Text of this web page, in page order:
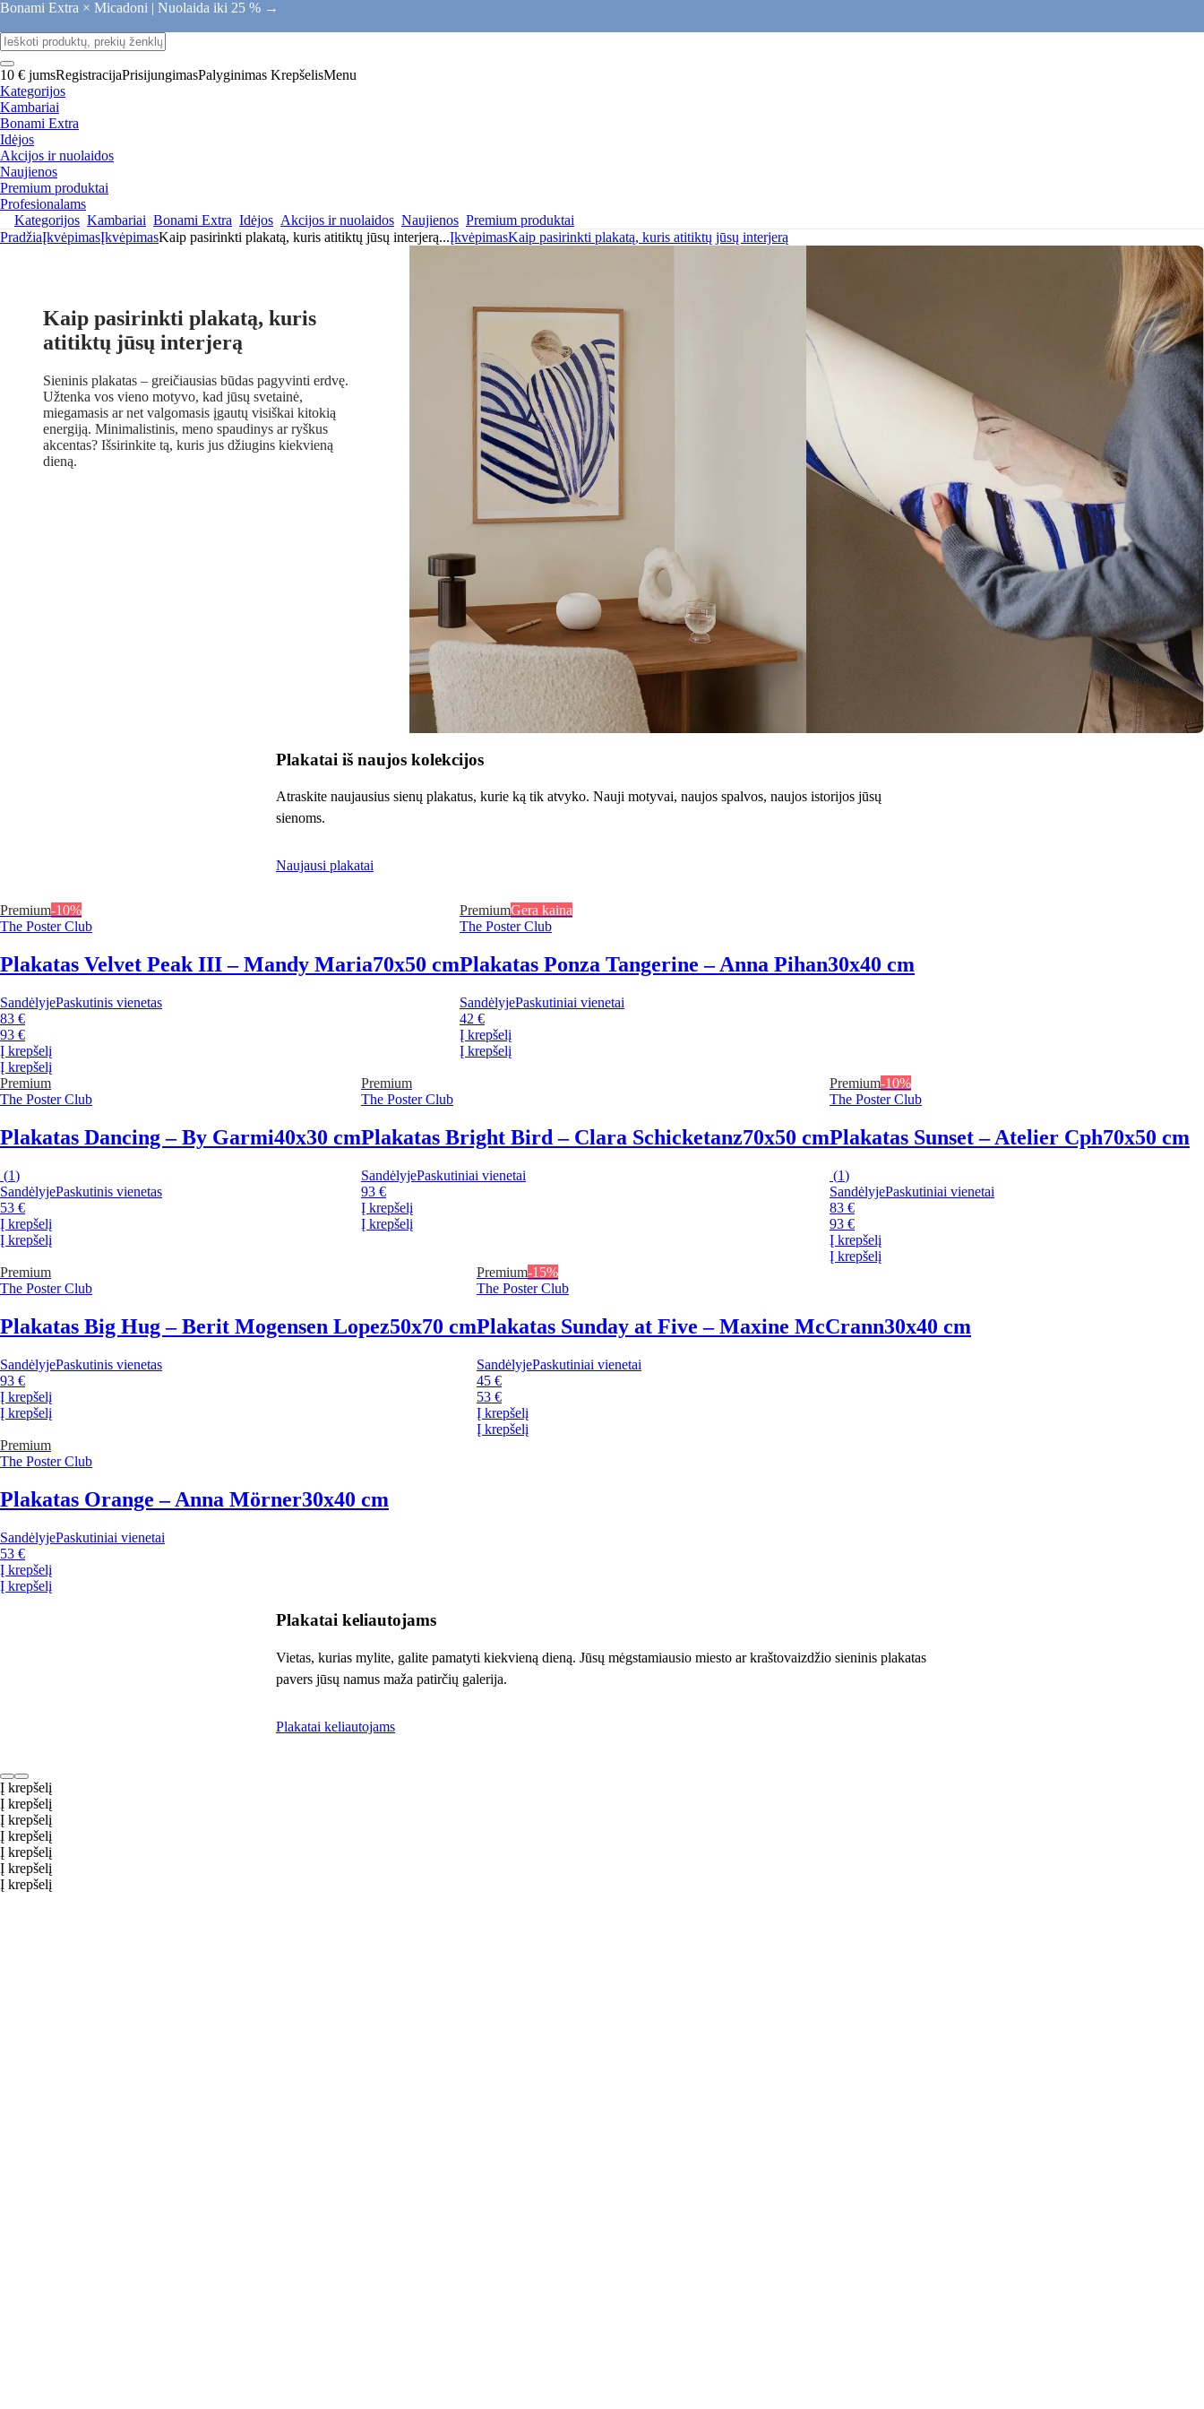
Bonami Extra × Micadoni | Nuolaida iki 25 % →
10 € jumsRegistracijaPrisijungimasPalyginimas KrepšelisMenu
Kategorijos
Kambariai
Bonami Extra
Idėjos
Akcijos ir nuolaidos
Naujienos
Premium produktai
Profesionalams
Kategorijos Kambariai Bonami Extra Idėjos Akcijos ir nuolaidos Naujienos Premium produktai
PradžiaĮkvėpimasĮkvėpimasKaip pasirinkti plakatą, kuris atitiktų jūsų interjerą...ĮkvėpimasKaip pasirinkti plakatą, kuris atitiktų jūsų interjerą
Kaip pasirinkti plakatą, kuris
atitiktų jūsų interjerą
Sieninis plakatas – greičiausias būdas pagyvinti erdvę.
Užtenka vos vieno motyvo, kad jūsų svetainė,
miegamasis ar net valgomasis įgautų visiškai kitokią
energiją. Minimalistinis, meno spaudinys ar ryškus
akcentas? Išsirinkite tą, kuris jus džiugins kiekvieną
dieną.
Plakatai iš naujos kolekcijos
Atraskite naujausius sienų plakatus, kurie ką tik atvyko. Nauji motyvai, naujos spalvos, naujos istorijos jūsų
sienoms.
Naujausi plakatai
Premium-10%
The Poster Club
Plakatas Velvet Peak III – Mandy Maria70x50 cm
SandėlyjePaskutinis vienetas
83 €
93 €
Į krepšelį
Į krepšelį
PremiumGera kaina
The Poster Club
Plakatas Ponza Tangerine – Anna Pihan30x40 cm
SandėlyjePaskutiniai vienetai
42 €
Į krepšelį
Į krepšelį
Premium
The Poster Club
Plakatas Dancing – By Garmi40x30 cm
(1)
SandėlyjePaskutinis vienetas
53 €
Į krepšelį
Į krepšelį
Premium
The Poster Club
Plakatas Bright Bird – Clara Schicketanz70x50 cm
SandėlyjePaskutiniai vienetai
93 €
Į krepšelį
Į krepšelį
Premium-10%
The Poster Club
Plakatas Sunset – Atelier Cph70x50 cm
(1)
SandėlyjePaskutiniai vienetai
83 €
93 €
Į krepšelį
Į krepšelį
Premium
The Poster Club
Plakatas Big Hug – Berit Mogensen Lopez50x70 cm
SandėlyjePaskutinis vienetas
93 €
Į krepšelį
Į krepšelį
Premium-15%
The Poster Club
Plakatas Sunday at Five – Maxine McCrann30x40 cm
SandėlyjePaskutiniai vienetai
45 €
53 €
Į krepšelį
Į krepšelį
Premium
The Poster Club
Plakatas Orange – Anna Mörner30x40 cm
SandėlyjePaskutiniai vienetai
53 €
Į krepšelį
Į krepšelį
Plakatai keliautojams
Vietas, kurias mylite, galite pamatyti kiekvieną dieną. Jūsų mėgstamiausio miesto ar kraštovaizdžio sieninis plakatas
pavers jūsų namus maža patirčių galerija.
Plakatai keliautojams
Į krepšelį
Į krepšelį
Į krepšelį
Į krepšelį
Į krepšelį
Į krepšelį
Į krepšelį